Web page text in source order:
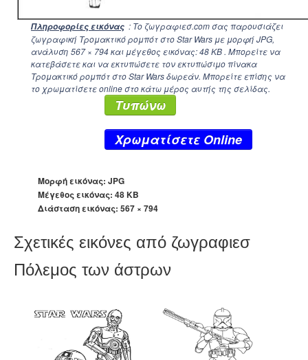
Πληροφορίες εικόνας : Το ζωγραφιεσ.com σας παρουσιάζει
ζωγραφική Τρομακτικό ρομπότ στο Star Wars με μορφή JPG,
ανάλυση 567 × 794και μέγεθος εικόνας: 48 KB . Μπορείτε να
κατεβάσετε και να εκτυπώσετε τον εκτυπώσιμο πίνακα
Τρομακτικό ρομπότ στο Star Wars δωρεάν. Μπορείτε επίσης να
το χρωματίσετε online στο κάτω μέρος αυτής της σελίδας.
Τυπώνω
Xρωματίσετε Online
Μορφή εικόνας: JPG
Μέγεθος εικόνας: 48 KB
Διάσταση εικόνας: 567 × 794
Σχετικές εικόνες από ζωγραφιεσ
Πόλεμος των άστρων